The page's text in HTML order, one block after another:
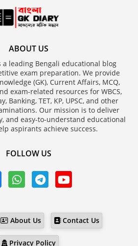
ABOUT US
a leading Bengali educational blog
exam preparation. We provide
(GK), Current Affairs, MCQ,
exam-related resources for WBCS,
Banking, TET, KP, UPSC, and other
Our mission is to deliver
and easy-to-understand educational
aspirants achieve success.
FOLLOW US
About Us Contact Us
Privacy Policy